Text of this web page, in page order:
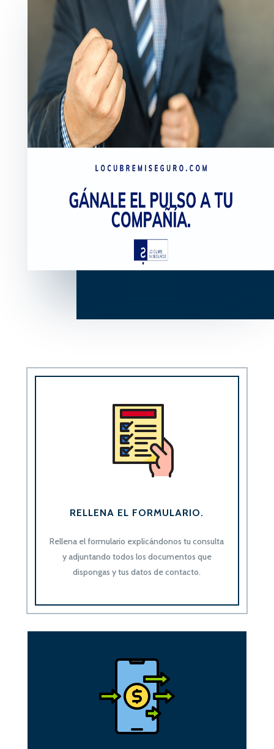
RELLENA EL FORMULARIO.
Rellena el formulario explicándonos tu consulta
y adjuntando todos los documentos que
dispongas y tus datos de contacto.